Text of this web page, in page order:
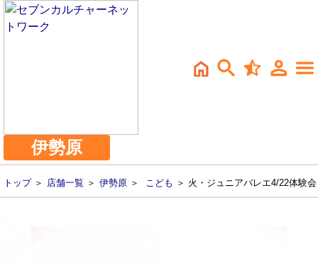
伊勢原
トップ＞ 店舗一覧 ＞ 伊勢原 ＞ こども ＞ 火・ジュニアバレエ4/22体験会